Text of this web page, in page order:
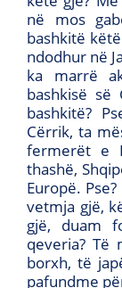
në mos
bashkitë
ndodhur në
ka marrë
bashkisë
bashkitë?
Cërrik, ta
fermerët e
thashë,
Europë.
vetmja gjë,
gjë, duam
qeveria?
borxh, të
pafundme